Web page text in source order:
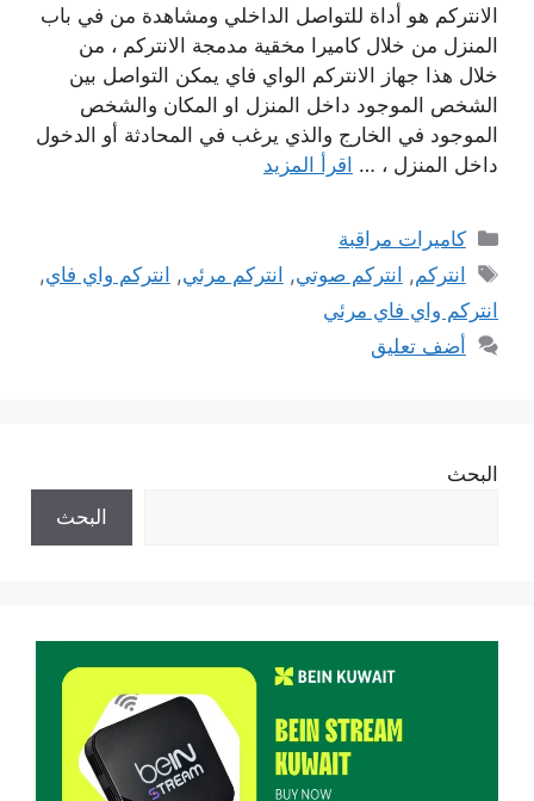
الانتركم هو أداة للتواصل الداخلي ومشاهدة من في باب
المنزل من خلال كاميرا مخقية مدمجة الانتركم ، من
خلال هذا جهاز الانتركم الواي فاي يمكن التواصل بين
الشخص الموجود داخل المنزل او المكان والشخص
الموجود في الخارج والذي يرغب في المحادثة أو الدخول
داخل المنزل ، … اقرأ المزيد
التصنيفات
كاميرات مراقبة
الوسوم
انتركم, انتركم صوتي, انتركم مرئي, انتركم واي فاي,
انتركم واي فاي مرئي
أضف تعليق
البحث
البحث